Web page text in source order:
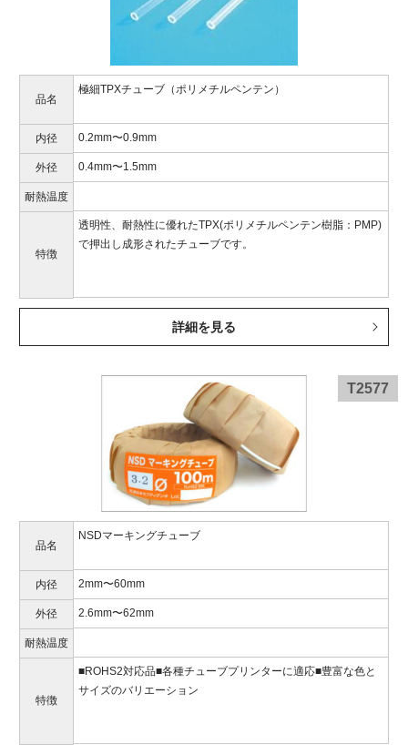
品名
極細TPXチューブ（ポリメチルペンテン）
内径 0.2mm〜0.9mm
外径 0.4mm〜1.5mm
耐熱温度
特徴
透明性、耐熱性に優れたTPX(ポリメチルペンテン樹脂：PMP)
で押出し成形されたチューブです。
詳細を見る
T2577
品名
NSDマーキングチューブ
内径 2mm〜60mm
外径 2.6mm〜62mm
耐熱温度
特徴
■ROHS2対応品■各種チューブプリンターに適応■豊富な色と
サイズのバリエーション